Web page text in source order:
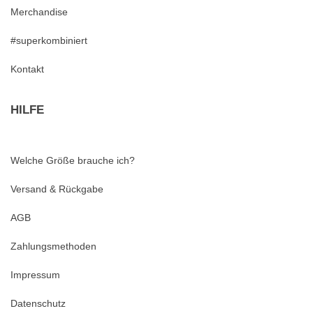
Merchandise
#superkombiniert
Kontakt
HILFE
Welche Größe brauche ich?
Versand & Rückgabe
AGB
Zahlungsmethoden
Impressum
Datenschutz